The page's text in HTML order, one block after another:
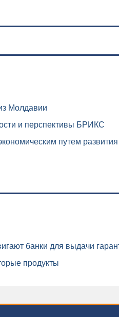
Молдавии
и перспективы БРИКС
путем развития
банки для выдачи
продукты